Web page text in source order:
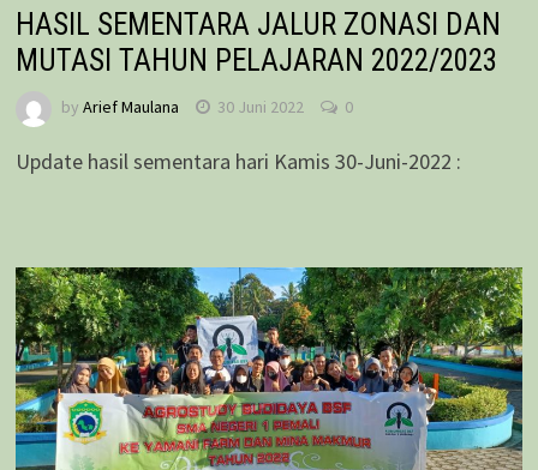
HASIL SEMENTARA JALUR ZONASI DAN
MUTASI TAHUN PELAJARAN 2022/2023
by Arief Maulana 30 Juni 2022 0
Update hasil sementara hari Kamis 30-Juni-2022 :